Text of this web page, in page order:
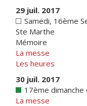
29 juil. 2017
Samedi, 16ème
Ste Marthe
Mémoire
La messe
Les heures
30 juil. 2017
17ème
La messe